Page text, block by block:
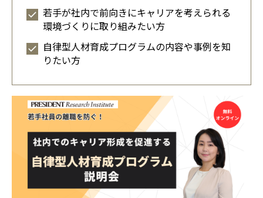
若手が社内で前向きにキャリアを考えられる
環境づくりに取り組みたい方
自律型人材育成プログラムの内容や事例を知
りたい方